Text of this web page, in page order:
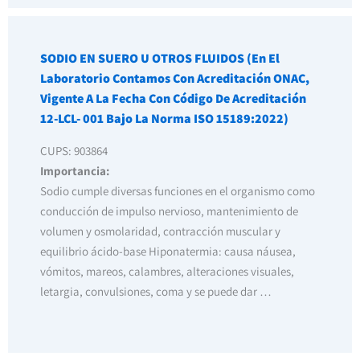
SODIO EN SUERO U OTROS FLUIDOS (En El
Laboratorio Contamos Con Acreditación ONAC,
Vigente A La Fecha Con Código De Acreditación
12-LCL- 001 Bajo La Norma ISO 15189:2022)
CUPS: 903864
Importancia:
Sodio cumple diversas funciones en el organismo como
conducción de impulso nervioso, mantenimiento de
volumen y osmolaridad, contracción muscular y
equilibrio ácido-base Hiponatermia: causa náusea,
vómitos, mareos, calambres, alteraciones visuales,
letargia, convulsiones, coma y se puede dar …